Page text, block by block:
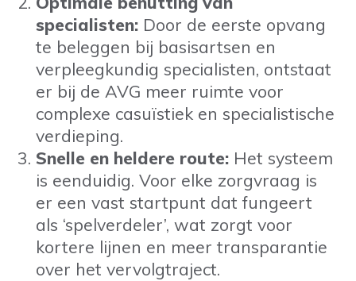
specialisten: Door de eerste opvang
te beleggen bij basisartsen en
verpleegkundig specialisten, ontstaat
er bij de AVG meer ruimte voor
complexe casuïstiek en specialistische
verdieping.
Snelle en heldere route: Het systeem
is eenduidig. Voor elke zorgvraag is
er een vast startpunt dat fungeert
als ‘spelverdeler’, wat zorgt voor
kortere lijnen en meer transparantie
over het vervolgtraject.